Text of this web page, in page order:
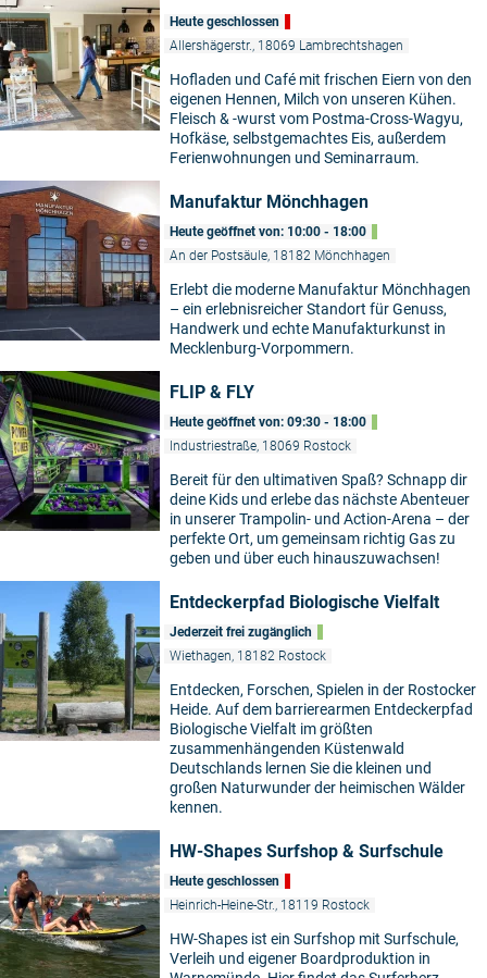
Heute geschlossen
Allershägerstr., 18069 Lambrechtshagen
Hofladen und Café mit frischen Eiern von den
eigenen Hennen, Milch von unseren Kühen.
Fleisch & -wurst vom Postma-Cross-Wagyu,
Hofkäse, selbstgemachtes Eis, außerdem
Ferienwohnungen und Seminarraum.
Manufaktur Mönchhagen
Heute geöffnet von: 10:00 - 18:00
An der Postsäule, 18182 Mönchhagen
Erlebt die moderne Manufaktur Mönchhagen
– ein erlebnisreicher Standort für Genuss,
Handwerk und echte Manufakturkunst in
Mecklenburg-Vorpommern.
FLIP & FLY
Heute geöffnet von: 09:30 - 18:00
Industriestraße, 18069 Rostock
Bereit für den ultimativen Spaß? Schnapp dir
deine Kids und erlebe das nächste Abenteuer
in unserer Trampolin- und Action-Arena – der
perfekte Ort, um gemeinsam richtig Gas zu
geben und über euch hinauszuwachsen!
Entdeckerpfad Biologische Vielfalt
Jederzeit frei zugänglich
Wiethagen, 18182 Rostock
Entdecken, Forschen, Spielen in der Rostocker
Heide. Auf dem barrierearmen Entdeckerpfad
Biologische Vielfalt im größten
zusammenhängenden Küstenwald
Deutschlands lernen Sie die kleinen und
großen Naturwunder der heimischen Wälder
kennen.
HW-Shapes Surfshop & Surfschule
Heute geschlossen
Heinrich-Heine-Str., 18119 Rostock
HW-Shapes ist ein Surfshop mit Surfschule,
Verleih und eigener Boardproduktion in